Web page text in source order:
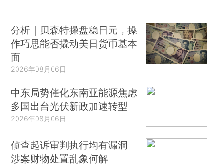
分析｜贝森特操盘稳日元，操
作巧思能否撬动美日货币基本
面
2026年08月06日
中东局势催化东南亚能源焦虑
多国出台光伏新政加速转型
2026年08月06日
侦查起诉审判执行均有漏洞
涉案财物处置乱象何解